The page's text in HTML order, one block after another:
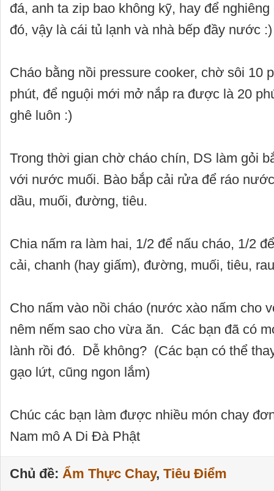
đá, anh ta zip bao không kỹ, hay để
đó, vậy là cái tủ lạnh và nhà bếp đầy nước :)
Cháo bằng nồi pressure cooker, chờ sôi 10
phút, để nguội mới mở nắp ra được là 20
ghê luôn :)
Trong thời gian chờ cháo chín, DS làm gỏi
với nước muối. Bào bắp cải rửa để ráo
dầu, muối, đường, tiêu.
Chia nấm ra làm hai, 1/2 để nấu cháo, 1/2
cải, chanh (hay giấm), đường, muối, tiêu,
Cho nấm vào nồi cháo (nước xào nấm cho
nêm nếm sao cho vừa ăn. Các bạn đã có
lành rồi đó. Dễ không? (Các bạn có thể
gạo lứt, cũng ngon lắm)
Chúc các bạn làm được nhiều món chay
Nam mô A Di Đà Phật
Chủ đề: Ẩm Thực Chay, Tiêu Điểm